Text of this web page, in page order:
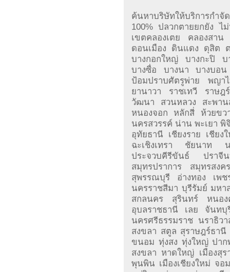
ค้นหาบริษัทให้บริการก
100% ปลวกตายยกยัง ไ
เขตคลองเตย คลองสา
ดอนเมือง ดินแดง ดุสิต
บางกอกใหญ่ บางกะปิ
บางซื่อ บางนา บางบอ
ป้อมปราบศัตรูพ่าย พญ
ยานาวา ราชเทวี ราษฎ
วัฒนา สวนหลวง สะพา
หนองจอก หลักสี่ ห้วยข
นครสวรรค์ น่าน พะเยา
อุทัยธานี เชียงราย เชีย
ฉะเชิงเทรา ชัยนาท
ประจวบคีรีขันธ์ ปรา
สมุทรปราการ สมุทรสง
สุพรรณบุรี อ่างทอง เ
นครราชสีมา บุรีรัมย์ มหา
สกลนคร สุรินทร์ หนอง
อุบลราชธานี เลย จันท
นครศรีธรรมราช นราธิ
สงขลา สตูล สุราษฎร์ธานี
ขนอม ทุ่งสง ทุ่งใหญ่ ปา
สงขลา หาดใหญ่ เมืองสุ
พุนพิน เมืองเชียงใหม่ จอ